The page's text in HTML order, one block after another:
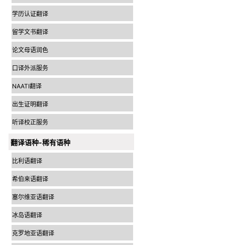
学历认证翻译
留学文书翻译
论文母语润色
口译外派服务
NAATI翻译
出生证明翻译
听译校正服务
翻译语种-稀有语种
比利语翻译
希伯来语翻译
塞尔维亚语翻译
冰岛语翻译
克罗地亚语翻译